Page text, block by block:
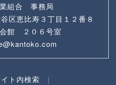
組合 事務局
区恵比寿３丁目１２番８
館 ２０６号室
ト内検索